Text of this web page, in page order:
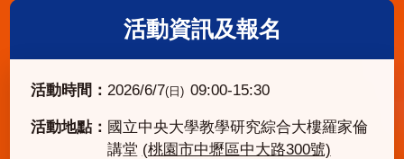
活動資訊及報名
活動時間： 2026/6/7(日) 09:00-15:30
活動地點： 國立中央大學教學研究綜合大樓羅家倫
講堂 (桃園市中壢區中大路300號)